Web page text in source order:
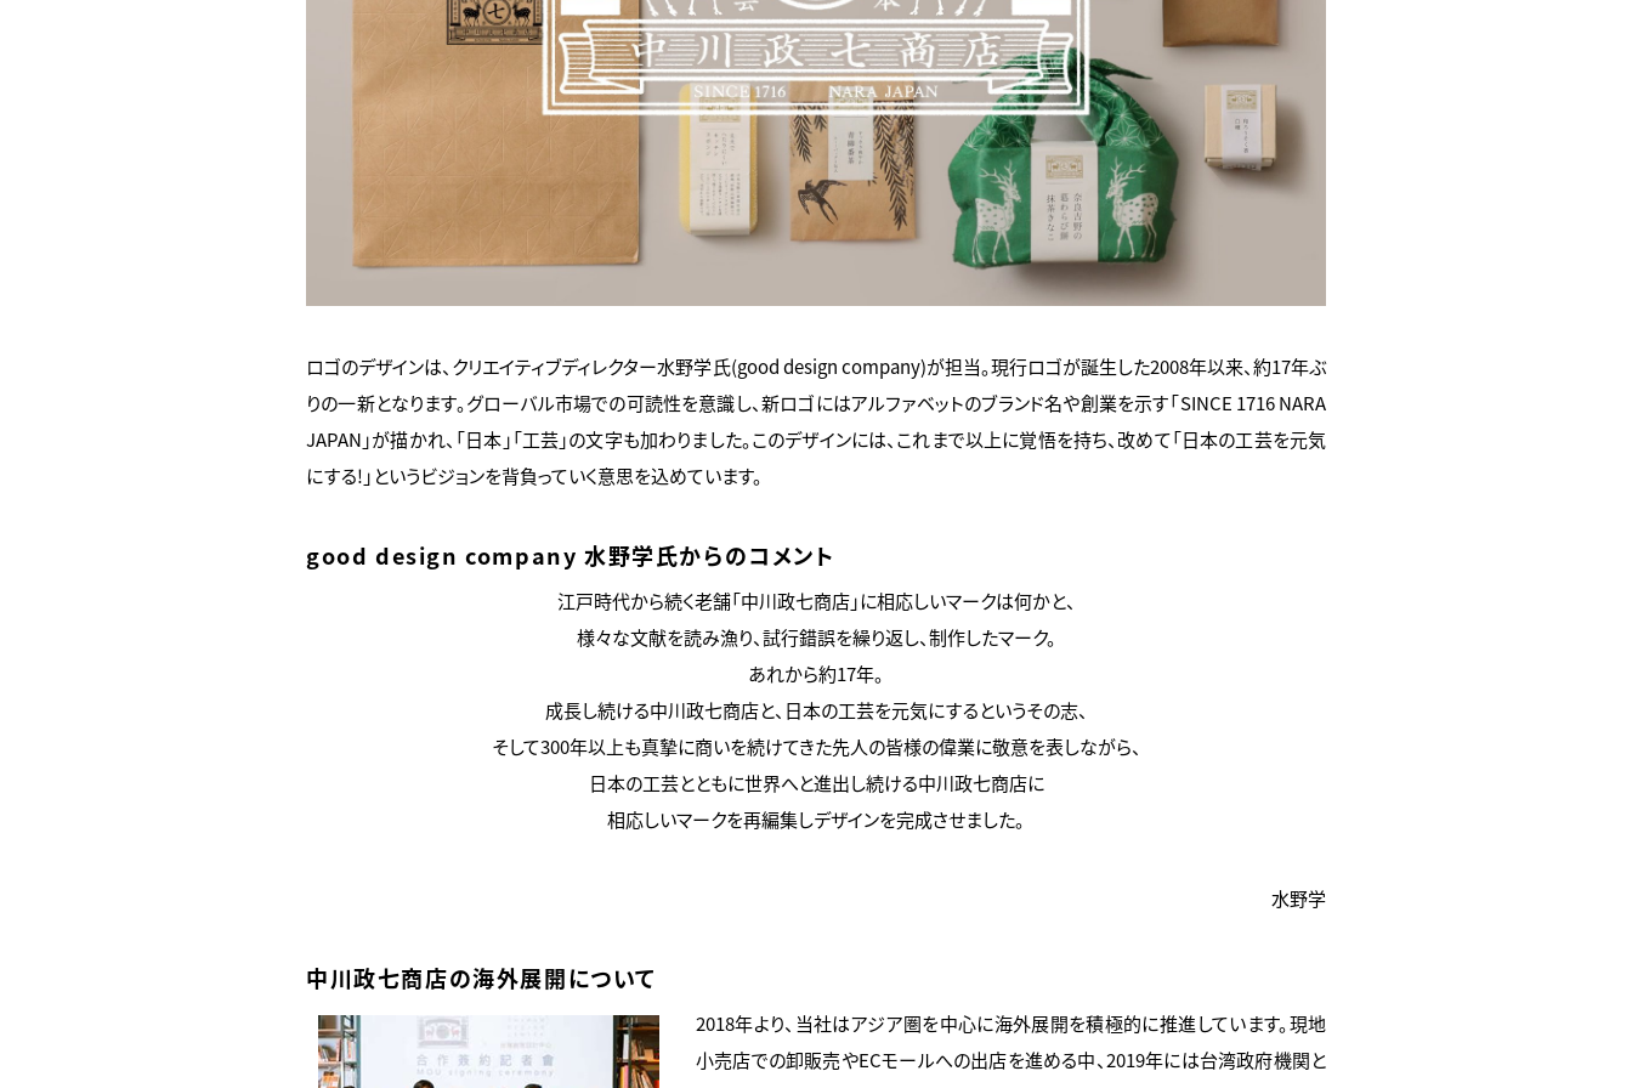
ロゴのデザインは、クリエイティブディレクター水野学氏(good design company)が担当。現行ロゴが誕生した2008年以来、約17年ぶ
りの一新となります。グローバル市場での可読性を意識し、新ロゴにはアルファベットのブランド名や創業を示す「SINCE 1716 NARA
JAPAN」が描かれ、「日本」「工芸」の文字も加わりました。このデザインには、これまで以上に覚悟を持ち、改めて「日本の工芸を元気
にする!」というビジョンを背負っていく意思を込めています。
good design company 水野学氏からのコメント
江戸時代から続く老舗「中川政七商店」に相応しいマークは何かと、
様々な文献を読み漁り、試行錯誤を繰り返し、制作したマーク。
あれから約17年。
成長し続ける中川政七商店と、日本の工芸を元気にするというその志、
そして300年以上も真摯に商いを続けてきた先人の皆様の偉業に敬意を表しながら、
日本の工芸とともに世界へと進出し続ける中川政七商店に
相応しいマークを再編集しデザインを完成させました。
水野学
中川政七商店の海外展開について
2018年より、当社はアジア圏を中心に海外展開を積極的に推進しています。現地
小売店での卸販売やECモールへの出店を進める中、2019年には台湾政府機関と